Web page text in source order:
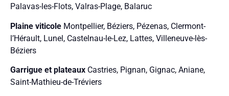
Palavas-les-Flots, Valras-Plage, Balaruc
Plaine viticole Montpellier, Béziers, Pézenas, Clermont-
l’Hérault, Lunel, Castelnau-le-Lez, Lattes, Villeneuve-lès-
Béziers
Garrigue et plateaux Castries, Pignan, Gignac, Aniane,
Saint-Mathieu-de-Tréviers